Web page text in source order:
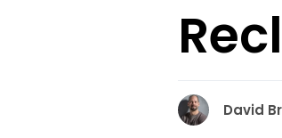
David